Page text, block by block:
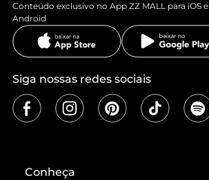
Conteúdo exclusivo no App ZZ MALL para iOS e
Android
Siga nossas redes sociais
Conheça